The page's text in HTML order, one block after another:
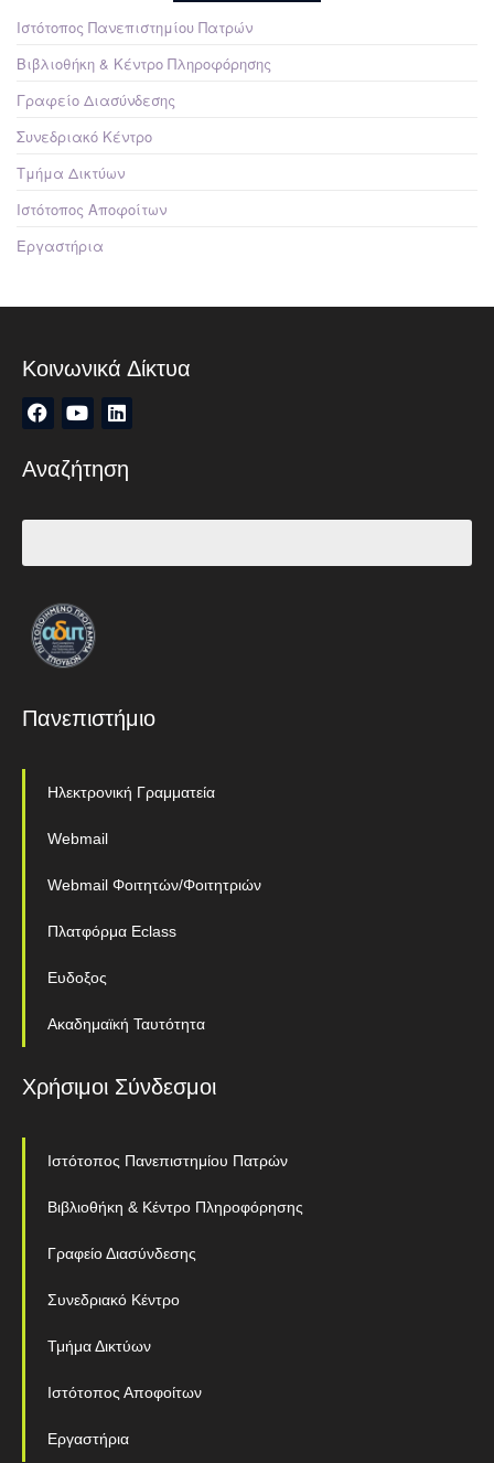
Ιστότοπος Πανεπιστημίου Πατρών
Βιβλιοθήκη & Κέντρο Πληροφόρησης
Γραφείο Διασύνδεσης
Συνεδριακό Κέντρο
Τμήμα Δικτύων
Ιστότοπος Αποφοίτων
Εργαστήρια
Κοινωνικά Δίκτυα
Αναζήτηση
Πανεπιστήμιο
Ηλεκτρονική Γραμματεία
Webmail
Webmail Φοιτητών/Φοιτητριών
Πλατφόρμα Eclass
Ευδοξος
Ακαδημαϊκή Ταυτότητα
Χρήσιμοι Σύνδεσμοι
Ιστότοπος Πανεπιστημίου Πατρών
Βιβλιοθήκη & Κέντρο Πληροφόρησης
Γραφείο Διασύνδεσης
Συνεδριακό Κέντρο
Τμήμα Δικτύων
Ιστότοπος Αποφοίτων
Εργαστήρια